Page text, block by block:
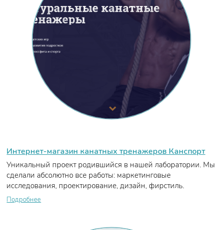
Интернет-магазин канатных тренажеров Канспорт
Уникальный проект родившийся в нашей лаборатории. Мы
сделали абсолютно все работы: маркетинговые
исследования, проектирование, дизайн, фирстиль.
Подробнее